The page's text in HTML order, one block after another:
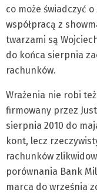
co może świadczyć
współpracą z
twarzami są
do końca sierpnia
rachunków.
Wrażenia nie robi
firmowany przez
sierpnia 2010 do
kont, lecz
rachunków
porównania Bank
marca do września